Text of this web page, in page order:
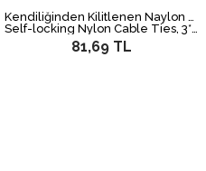
Kendiliğinden Kilitlenen Naylon Kablo Bağları, 3*150MM, Paket İçeriği: 100 adet, Beyaz Renk
Self-locking Nylon Cable Ties, 3*150MM, 100 pcs/PE bag, white
81,69 TL